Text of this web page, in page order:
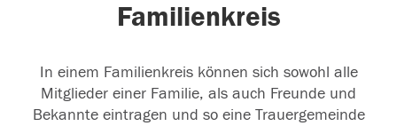
Familienkreis
In einem Familienkreis können sich sowohl alle
Mitglieder einer Familie, als auch Freunde und
Bekannte eintragen und so eine Trauergemeinde